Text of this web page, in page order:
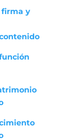
firma y